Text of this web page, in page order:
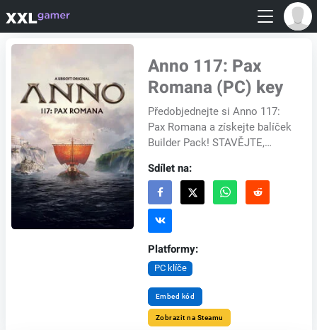
Anno 117: Pax
Romana (PC) key
Předobjednejte si Anno 117:
Pax Romana a získejte balíček
Builder Pack! STAVĚJTE,
SE Vžijte se do role mistra
stavitele a vytvo...
Sdílet na:
Platformy:
PC klíče
Embed kód
Zobrazit na Steamu